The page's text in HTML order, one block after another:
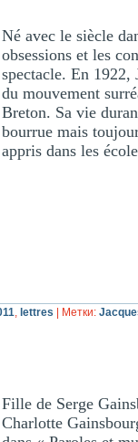
Né avec le siècle
obsessions et les
spectacle. En 1922,
du mouvement
Breton. Sa vie
bourrue mais
appris dans les
, lettres Метки:
Fille de Serge
Charlotte